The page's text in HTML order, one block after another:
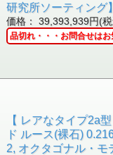
研究所ソーティング
価格： 39,393,939円(
品切れ・・・お問合せは
【 レアなタイプ2a
ド ルース(裸石)
2, オクタゴナル・モ